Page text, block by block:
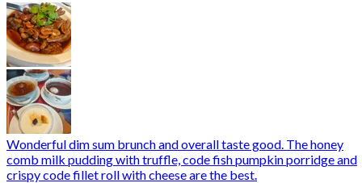
Wonderful dim sum brunch and overall taste good. The honey
comb milk pudding with truffle, code fish pumpkin porridge and
crispy code fillet roll with cheese are the best.